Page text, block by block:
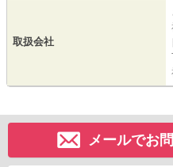
取扱会社
メールでお